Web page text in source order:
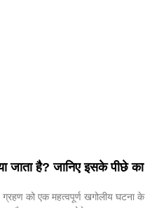
जाता है? जानिए इसके पीछे का
को एक महत्वपूर्ण खगोलीय घटना के